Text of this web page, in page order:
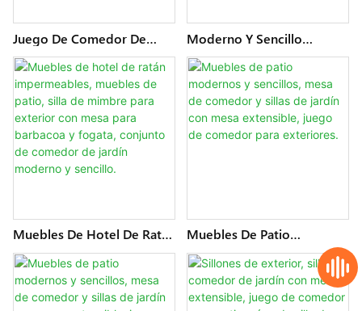
Juego De Comedor De
Jardín Impermeable Con
Balcón, Sillón Grande,
Muebles De Hotel
Modernos Para Exterior, 6
Taburetes De Bar Con
Reposabrazos Y Mesa De
Bar.
Moderno Y Sencillo
Conjunto De Muebles De
Ratán Para Patio, Comedor
De Jardín, Silla De Mimbre
Para Exterior Con Mesa
Para Barbacoa Y Fogata.
Muebles De Hotel De Ratán
Impermeables, Muebles De
Patio, Silla De Mimbre Para
Exterior Con Mesa Para
Barbacoa Y Fogata,
Muebles De Patio
Modernos Y Sencillos,
Mesa De Comedor Y Sillas
De Jardín Con Mesa
Extensible, Juego De